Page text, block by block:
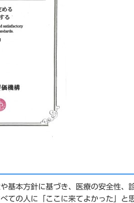
基本方針に基づき、医療の安全性、
ての人に「ここに来てよかった」と